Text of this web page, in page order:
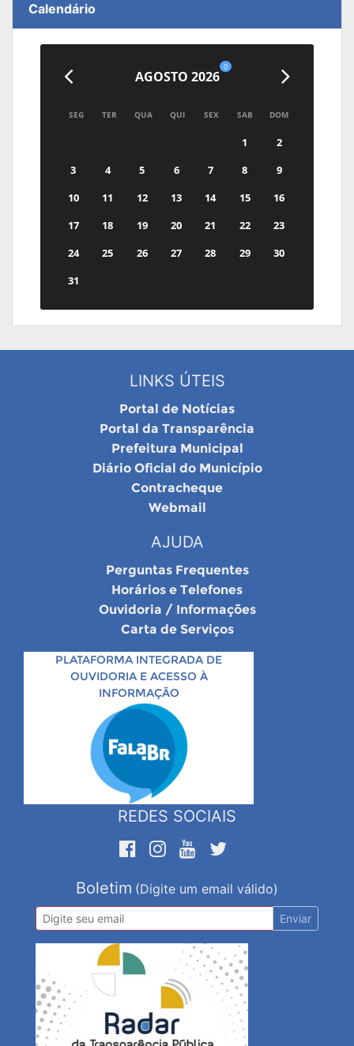
Calendário
AGOSTO 2026
0
SEG TER QUA QUI SEX SAB DOM
1
2
3
4 5 6 7 8
9
10
11 12 13 14 15
16
17
18 19 20 21 22
23
24
25 26 27 28 29
30
31
LINKS ÚTEIS
Portal de Notícias
Portal da Transparência
Prefeitura Municipal
Diário Oficial do Município
Contracheque
Webmail
AJUDA
Perguntas Frequentes
Horários e Telefones
Ouvidoria / Informações
Carta de Serviços
PLATAFORMA INTEGRADA DE
OUVIDORIA E ACESSO À
INFORMAÇÃO
REDES SOCIAIS
Boletim (Digite um email válido)
Enviar